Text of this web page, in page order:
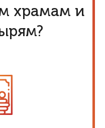
храмам и